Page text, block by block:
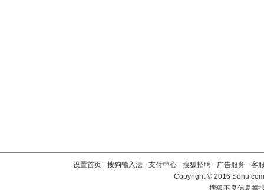
设置首页 - 搜狗输入法 - 支付中心 - 搜狐招聘 - 广告服务 - 客
Copyright©2016
搜狐不良信息举